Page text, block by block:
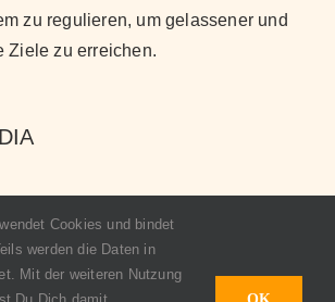
zu regulieren, um gelassener und
Ziele zu erreichen.
Cookies und bindet
werden die Daten in
Mit der weiteren Nutzung